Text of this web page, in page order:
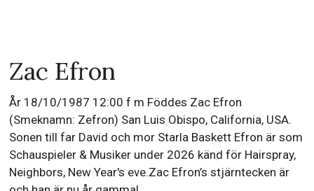
Zac Efron
År 18/10/1987 12:00 f m Föddes Zac Efron
(Smeknamn: Zefron) San Luis Obispo, California, USA.
Sonen till far David och mor Starla Baskett Efron är som
Schauspieler & Musiker under 2026 känd för Hairspray,
Neighbors, New Year's eve.Zac Efron’s stjärntecken är